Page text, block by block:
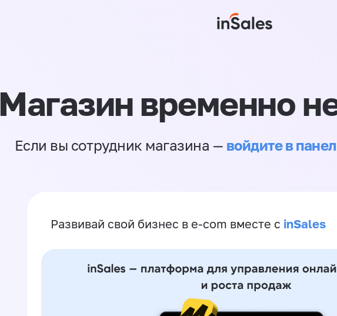
Магазин временно
Если вы сотрудник магазина — войдите в
Развивай свой бизнес в e-com вместе с inSales